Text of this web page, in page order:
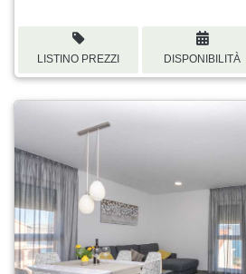
LISTINO PREZZI DISPONIBILITÀ